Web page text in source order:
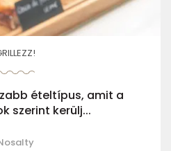
ételtípus, amit a
szerint kerülj...